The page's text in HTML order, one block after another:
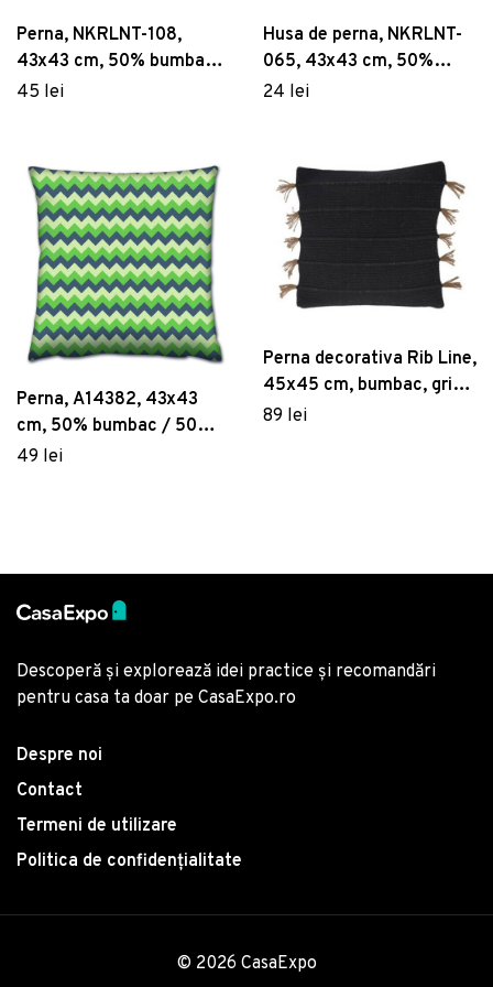
Perna, NKRLNT-108,
43x43 cm, 50% bumbac /
50% poliester, Multicolor
45 lei
Husa de perna, NKRLNT-
065, 43x43 cm, 50%
bumbac / 50% poliester,
24 lei
Perna, A14382, 43x43
cm, 50% bumbac / 50%
poliester, Multicolor
49 lei
Perna decorativa Rib Line,
45x45 cm, bumbac, gri
inchis
89 lei
Descoperă și explorează idei practice și recomandări
pentru casa ta doar pe CasaExpo.ro
Despre noi
Contact
Termeni de utilizare
Politica de confidențialitate
© 2026 CasaExpo